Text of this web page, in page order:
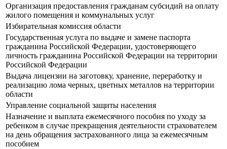
Организация предоставления гражданам субсидий на оплату
жилого помещения и коммунальных услуг
Избирательная комиссия области
Государственная услуга по выдаче и замене паспорта
гражданина Российской Федерации, удостоверяющего
личность гражданина Российской Федерации на территории
Российской Федерации
Выдача лицензии на заготовку, хранение, переработку и
реализацию лома черных, цветных металлов на территории
области
Управление социальной защиты населения
Назначение и выплата ежемесячного пособия по уходу за
ребенком в случае прекращения деятельности страхователем
на день обращения застрахованного лица за ежемесячным
пособием